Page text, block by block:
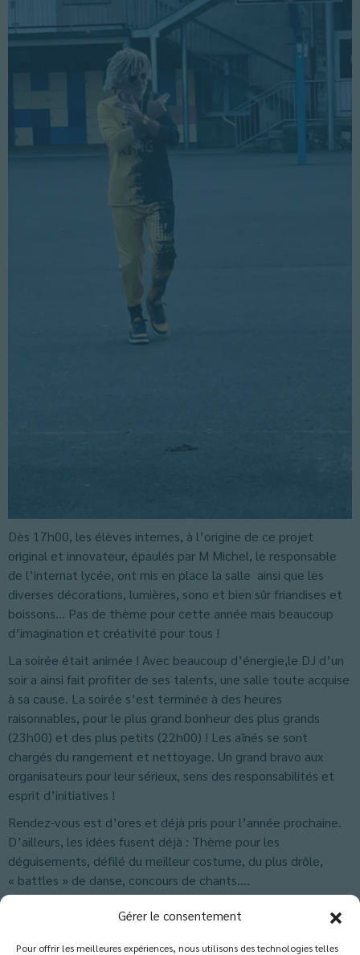
Gérer le consentement
Pour offrir les meilleures expériences, nous utilisons des technologies telles
Dès 17h00, les élèves internes, à l’origine de ce projet
original et innovateur, épaulés par M Michel, le responsable
de l’internat lycée, ont mis en place la salle ainsi que les
diverses décorations, lumières, sono et bien sûr friandises et
boissons… Pas de thème pour cette année mais beaucoup
d’imagination et créativité pour tous !
La soirée était animée ! Avec beaucoup d’énergie,le DJ d’un
soir a ainsi fait profiter de ses talents, une salle toute acquise
à sa cause. La soirée s’est terminée à des heures
raisonnables, pour le plus grand bonheur des plus grands
(23h00) et des plus petits (22h00) ! Les aînés se sont
chargés du rangement et nettoyage. Un grand bravo aux
organisateurs pour leur sérieux, sens des responsabilités et
esprit d’initiatives !
Rendez-vous est d’ores et déjà pris pour l’année prochaine.
D’ailleurs, les idées fusent déjà : Thème pour les
déguisements, défilé du meilleur costume, du plus drôle,
« battles » de danse, concours de chants….